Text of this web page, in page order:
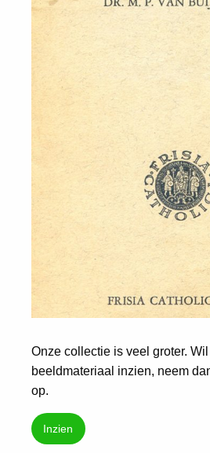
Onze collectie is veel groter.
beeldmateriaal inzien, neem
op.
Inzien